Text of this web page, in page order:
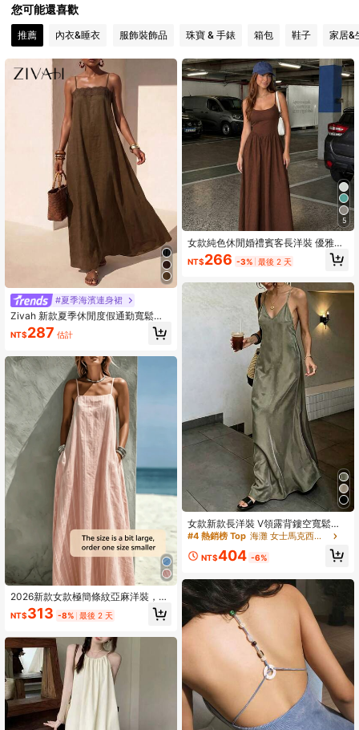
4.82 213K 追蹤者
4.82 213K 追蹤者
您可能還喜歡
推薦 內衣&睡衣 服飾裝飾品 珠寶 & 手錶 箱包 鞋子 家居&
#夏季海濱連身裙
Zivah 新款夏季休閒度假通勤寬鬆版
型棕色亞麻面料蕾絲飾邊A字細肩帶女
款長洋裝，適合日常穿著、度假、音
搭、早午餐穿搭、波西米亞風、遊牧
風、休閒、通勤、畢業穿搭、鄉村音
樂會穿搭、商務
NT$287 估計
2026新款女款極簡條紋亞麻洋裝，寬
鬆無袖方領側口袋吊帶裙，輕盈透氣
夏季優雅洋裝
NT$313 -8% 最後 2 天
5
女款純色休閒婚禮賓客長洋裝 優雅夏
季棕色
NT$266 -3% 最後 2 天
女款新款長洋裝 V領露背鏤空寬鬆夏
季綠色洋裝，海灘度假休閒優雅派對
#4 熱銷榜 Top 海灘 女士馬克西連衣裙
NT$404 -6%